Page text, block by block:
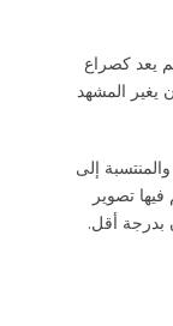
يعد كصراع
يغير المشهد
إلى
تصوير
بدرجة أقل.